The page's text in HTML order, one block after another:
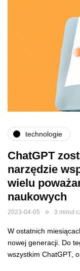
technologie
ChatGPT
narzędzie
wielu
naukowych
2023-04-05 3 minut
W ostatnich
nowej generacji. Do
wszystkim ChatGPT,